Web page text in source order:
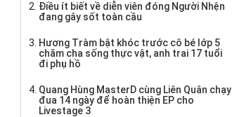
Điều ít biết về diễn viên đóng Người Nhện
đang gây sốt toàn cầu
Hương Tràm bật khóc trước cô bé lớp 5
chăm cha sống thực vật, anh trai 17 tuổi
đi phụ hồ
Quang Hùng MasterD cùng Liên Quân chạy
đua 14 ngày để hoàn thiện EP cho
Livestage 3